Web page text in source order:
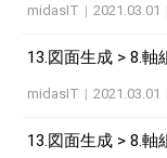
midasIT | 2021.03.01
13.図面生成 > 8.
midasIT | 2021.03.01
13.図面生成 > 8.